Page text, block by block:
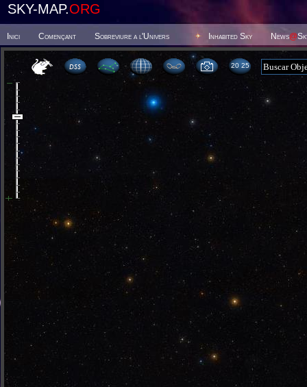
SKY-MAP.ORG
Inici Començant Sobreviure a l'Univers Inhabited Sky News@
20:25